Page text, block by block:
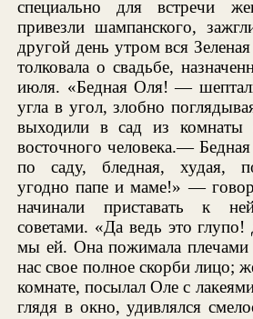
специально для встречи
привезли шампанского,
другой день утром вся
толковала о свадьбе,
июля. «Бедная Оля! —
угла в угол, злобно
выходили в сад из комнаты
восточного человека.—
по саду, бледная, худая,
угодно папе и маме!» —
начинали приставать к
советами. «Да ведь это
мы ей. Она пожимала плечами
нас свое полное скорби лицо;
комнате, посылал Оле с
глядя в окно, удивлялся